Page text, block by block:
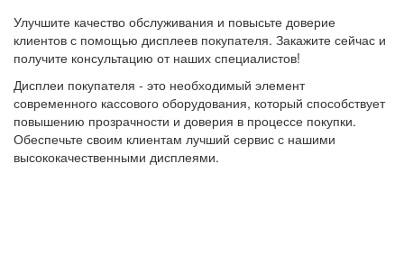
Улучшите качество обслуживания и повысьте доверие
клиентов с помощью дисплеев покупателя. Закажите сейчас и
получите консультацию от наших специалистов!
Дисплеи покупателя - это необходимый элемент
современного кассового оборудования, который способствует
повышению прозрачности и доверия в процессе покупки.
Обеспечьте своим клиентам лучший сервис с нашими
высококачественными дисплеями.